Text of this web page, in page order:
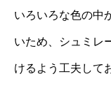
ブログ
会社案内
いろいろな色の中
いため、シュミレ
けるよう工夫して